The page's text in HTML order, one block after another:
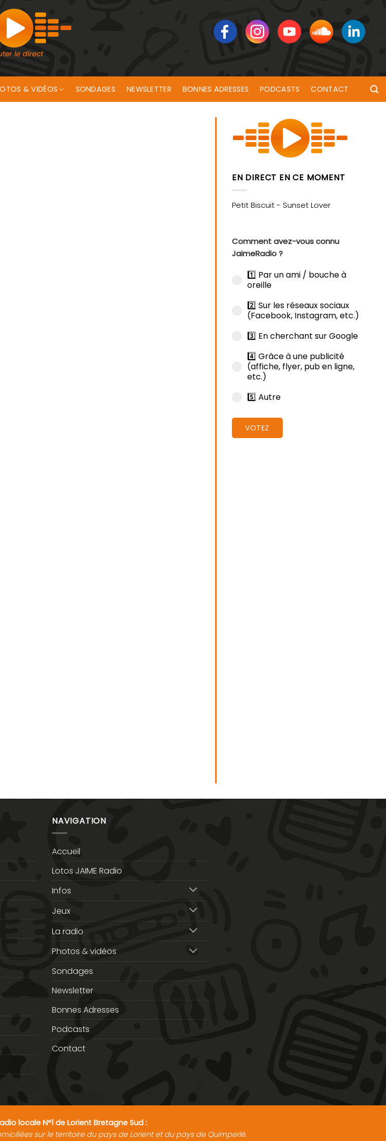
& VIDÉOS SONDAGES NEWSLETTER BONNES ADRESSES PODCASTS CONTACT
EN DIRECT EN CE MOMENT
Comment avez-vous connu
JaimeRadio ?
1️⃣ Par un ami / bouche à
oreille
2️⃣ Sur les réseaux sociaux
(Facebook, Instagram, etc.)
3️⃣ En cherchant sur Google
4️⃣ Grâce à une publicité
(affiche, flyer, pub en ligne,
etc.)
5️⃣ Autre
VOTEZ
NAVIGATION
Accueil
Lotos JAIME Radio
Infos
Jeux
La radio
Photos & vidéos
Sondages
Newsletter
Bonnes Adresses
Podcasts
Contact
locale N°1 de Lorient Bretagne Sud :
sur le territoire du pays de Lorient et du pays de Quimperlé.